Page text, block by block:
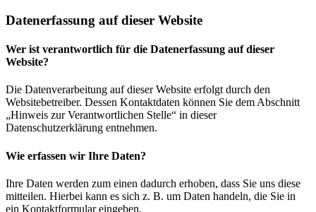
Datenerfassung auf dieser Website
Wer ist verantwortlich für die Datenerfassung auf dieser
Website?
Die Datenverarbeitung auf dieser Website erfolgt durch den
Websitebetreiber. Dessen Kontaktdaten können Sie dem Abschnitt
„Hinweis zur Verantwortlichen Stelle“ in dieser
Datenschutzerklärung entnehmen.
Wie erfassen wir Ihre Daten?
Ihre Daten werden zum einen dadurch erhoben, dass Sie uns diese
mitteilen. Hierbei kann es sich z. B. um Daten handeln, die Sie in
ein Kontaktformular eingeben.